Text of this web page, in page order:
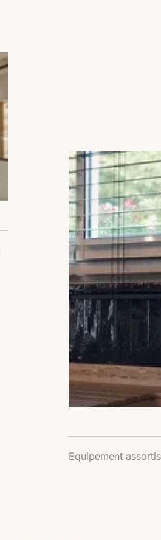
Equipement